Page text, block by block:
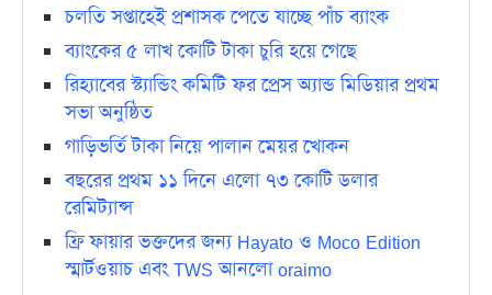
চলতি সপ্তাহেই প্রশাসক পেতে যাচ্ছে পাঁচ ব্যাংক
ব্যাংকের ৫ লাখ কোটি টাকা চুরি হয়ে গেছে
রিহ্যাবের স্ট্যান্ডিং কমিটি ফর প্রেস অ্যান্ড মিডিয়ার প্রথম
সভা অনুষ্ঠিত
গাড়িভর্তি টাকা নিয়ে পালান মেয়র খোকন
বছরের প্রথম ১১ দিনে এলো ৭৩ কোটি ডলার
রেমিট্যান্স
ফ্রি ফায়ার ভক্তদের জন্য Hayato ও Moco Edition
স্মার্টওয়াচ এবং TWS আনলো oraimo